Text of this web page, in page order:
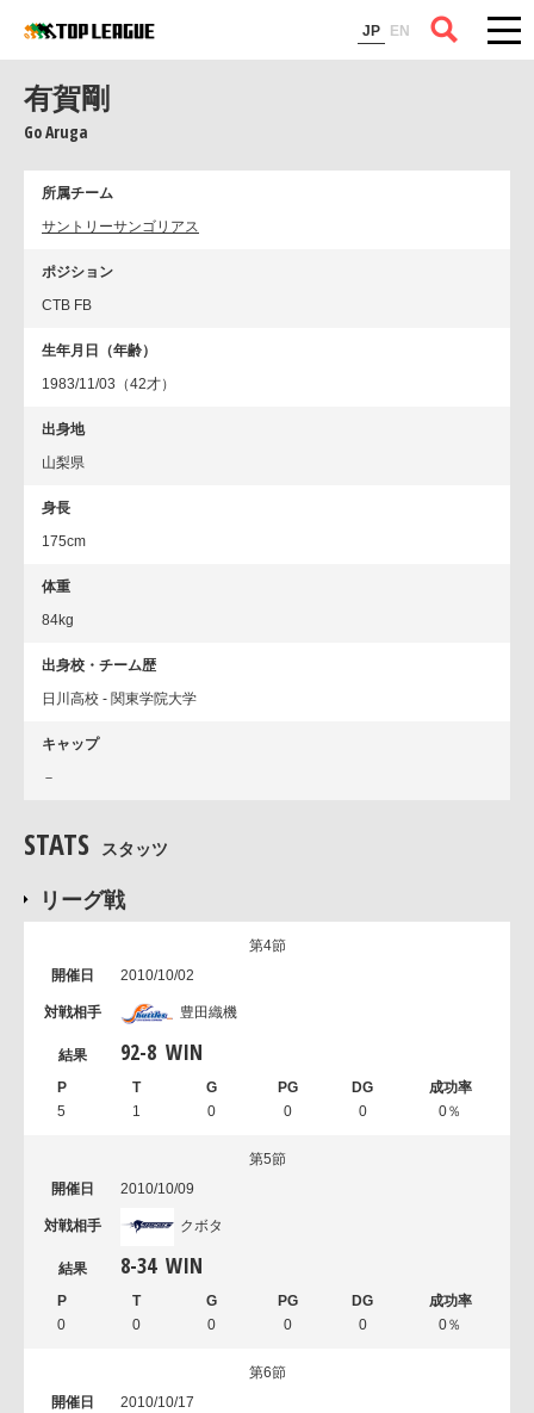
JP EN
コラム
有賀剛
Go Aruga
所属チーム
サントリーサンゴリアス
ポジション
CTB FB
生年月日（年齢）
1983/11/03（42才）
出身地
山梨県
身長
175cm
体重
84kg
出身校・チーム歴
日川高校 - 関東学院大学
キャップ
－
STATS スタッツ
リーグ戦
第4節
2010/10/02
豊田織機
92-8 WIN
5 1 0 0 0 0％
第5節
2010/10/09
クボタ
8-34 WIN
0 0 0 0 0 0％
第6節
2010/10/17